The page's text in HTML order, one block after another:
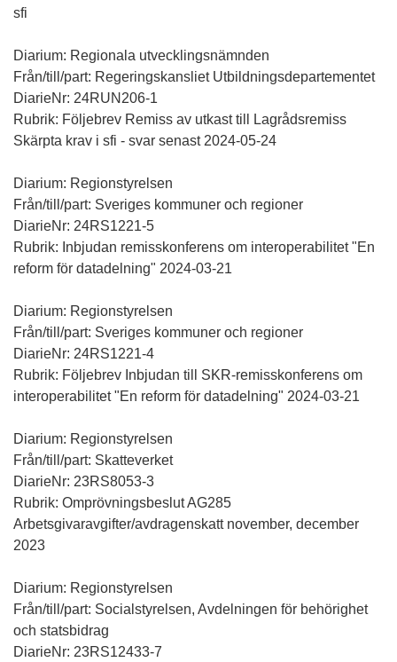
sfi
Diarium: Regionala utvecklingsnämnden
Från/till/part: Regeringskansliet Utbildningsdepartementet
DiarieNr: 24RUN206-1
Rubrik: Följebrev Remiss av utkast till Lagrådsremiss
Skärpta krav i sfi - svar senast 2024-05-24
Diarium: Regionstyrelsen
Från/till/part: Sveriges kommuner och regioner
DiarieNr: 24RS1221-5
Rubrik: Inbjudan remisskonferens om interoperabilitet "En
reform för datadelning" 2024-03-21
Diarium: Regionstyrelsen
Från/till/part: Sveriges kommuner och regioner
DiarieNr: 24RS1221-4
Rubrik: Följebrev Inbjudan till SKR-remisskonferens om
interoperabilitet "En reform för datadelning" 2024-03-21
Diarium: Regionstyrelsen
Från/till/part: Skatteverket
DiarieNr: 23RS8053-3
Rubrik: Omprövningsbeslut AG285
Arbetsgivaravgifter/avdragenskatt november, december
2023
Diarium: Regionstyrelsen
Från/till/part: Socialstyrelsen, Avdelningen för behörighet
och statsbidrag
DiarieNr: 23RS12433-7